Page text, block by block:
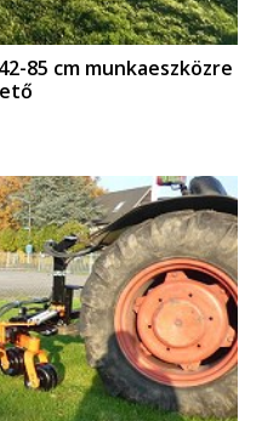
42-85 cm munkaeszközre